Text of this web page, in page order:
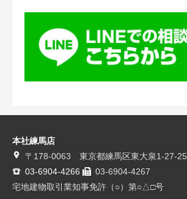
本社練馬店
〒178-0063 東京都練馬区東大泉1-27-25
03-6904-4266
03-6904-4267
宅地建物取引業知事免許（○）第○△□号